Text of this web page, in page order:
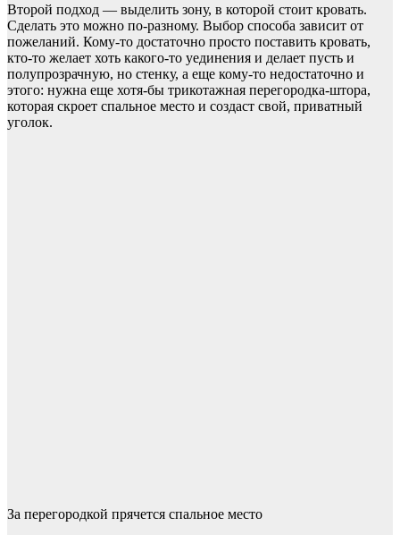
Второй подход — выделить зону, в которой стоит кровать.
Сделать это можно по-разному. Выбор способа зависит от
пожеланий. Кому-то достаточно просто поставить кровать,
кто-то желает хоть какого-то уединения и делает пусть и
полупрозрачную, но стенку, а еще кому-то недостаточно и
этого: нужна еще хотя-бы трикотажная перегородка-штора,
которая скроет спальное место и создаст свой, приватный
уголок.
За перегородкой прячется спальное место